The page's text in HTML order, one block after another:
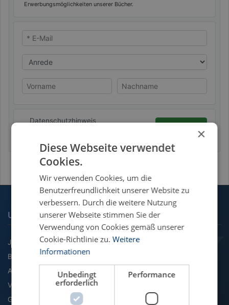
Erwerbungsmöglichkeiten unserer Bücher.
* E-Mail
Anrede
Vorname Nachname
Datenschutzhinweis
UNSERE FACHGEBIETE
Jura
BWL
Agrarwissenschaft
VWL
Geographie
×
Diese Webseite verwendet
Cookies.
Wir verwenden Cookies, um die
Benutzerfreundlichkeit unserer Website zu
verbessern. Durch die weitere Nutzung
unserer Webseite stimmen Sie der
Verwendung von Cookies gemäß unserer
Cookie-Richtlinie zu. Weitere
Informationen
Unbedingt
erforderlich
Performance